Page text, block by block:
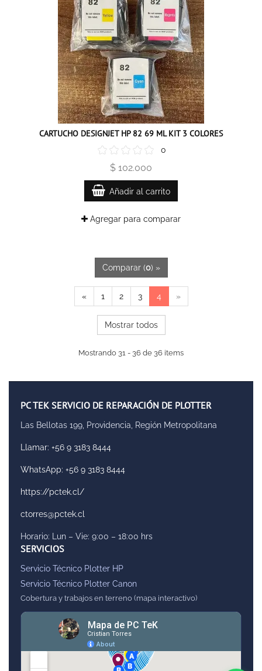
CARTUCHO DESIGNJET HP 82 69 ML KIT 3 COLORES
0
$ 102.000
Añadir al carrito
Agregar para comparar
Comparar (0) »
« 1 2 3 4 »
Mostrar todos
Mostrando 31 - 36 de 36 items
PC TEK SERVICIO DE REPARACIÓN DE PLOTTER
Las Bellotas 199, Providencia, Región Metropolitana
Llamar: +56 9 3183 8444
WhatsApp: +56 9 3183 8444
https://pctek.cl/
ctorres@pctek.cl
Horario: Lun – Vie: 9:00 – 18:00 hrs
SERVICIOS
Servicio Técnico Plotter HP
Servicio Técnico Plotter Canon
Cobertura y trabajos en terreno (mapa interactivo)